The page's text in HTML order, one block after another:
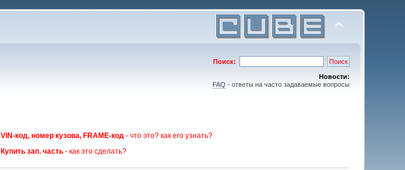
Поиск:
Новости:
FAQ - ответы на часто задаваемые вопросы
VIN-код, номер кузова, FRAME-код - что это? как его узнать?
Купить зап. часть - как это сделать?